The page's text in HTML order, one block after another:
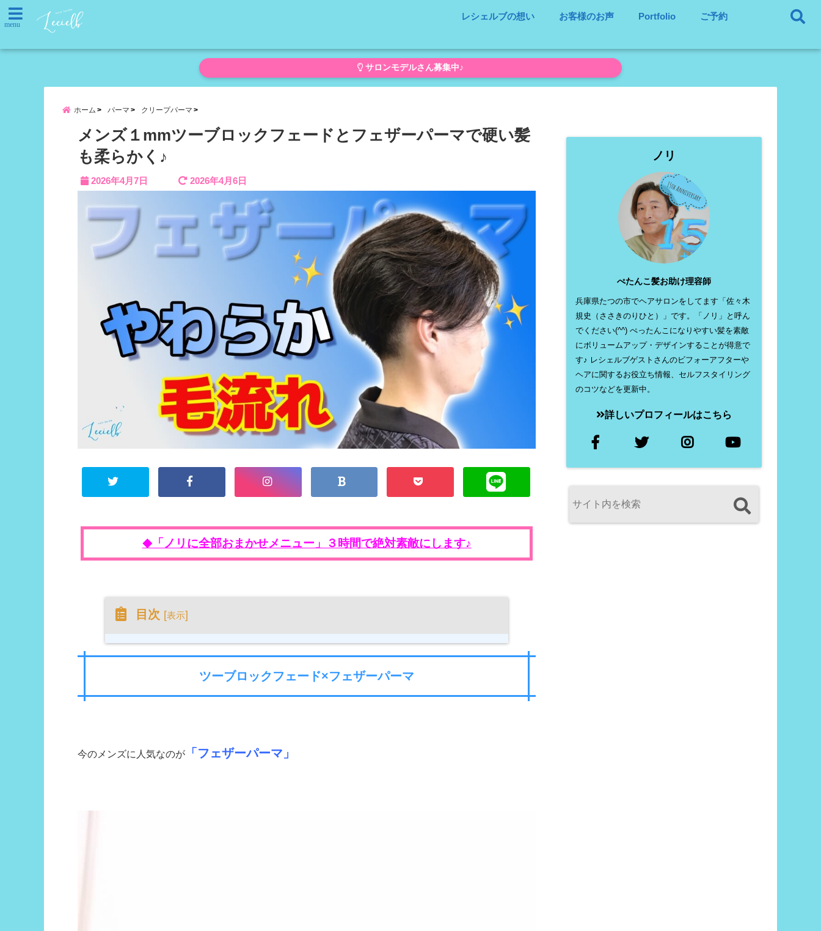
menu
レシェルブの想い お客様のお声 Portfolio ご予約
サロンモデルさん募集中♪
ホーム パーマ クリープパーマ
メンズ１mmツーブロックフェードとフェザーパーマで硬い髪
も柔らかく♪
2026年4月7日 2026年4月6日
◆「ノリに全部おまかせメニュー」３時間で絶対素敵にします♪
目次 [表示]
ツーブロックフェード×フェザーパーマ
今のメンズに人気なのが 「フェザーパーマ」
ノリ
ぺたんこ髪お助け理容師
兵庫県たつの市でヘアサロンをしてます「佐々木
規史（ささきのりひと）」です。「ノリ」と呼ん
でください(^^) ぺったんこになりやすい髪を素敵
にボリュームアップ・デザインすることが得意で
す♪ レシェルブゲストさんのビフォーアフターや
ヘアに関するお役立ち情報、セルフスタイリング
のコツなどを更新中。
詳しいプロフィールはこちら